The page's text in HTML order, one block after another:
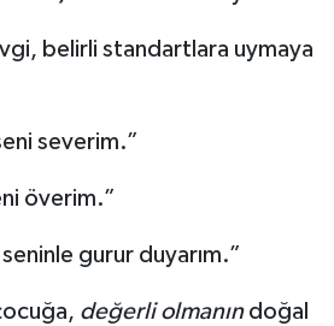
belirli standartlara uymaya
severim.”
överim.”
gurur duyarım.”
değerli olmanındoğal